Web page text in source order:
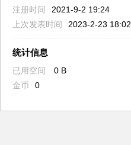
注册时间
2021-9-2 19:24
上次发表时间
2023-2-23 18:02
统计信息
已用空间 0 B
金币
0